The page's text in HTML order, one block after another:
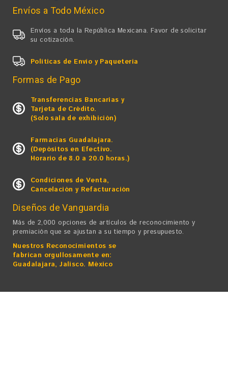
Envíos a Todo México
Envíos a toda la República Mexicana. Favor de solicitar
su cotización.
Políticas de Envío y Paquetería
Formas de Pago
Transferencias Bancarias y
Tarjeta de Crédito.
(Solo sala de exhibición)
Farmacias Guadalajara.
(Depósitos en Efectivo.
Horario de 8.0 a 20.0 horas.)
Condiciones de Venta,
Cancelación y Refacturación
Diseños de Vanguardia
Más de 2,000 opciones de artículos de reconocimiento y
premiación que se ajustan a su tiempo y presupuesto.
Nuestros Reconocimientos se
fabrican orgullosamente en:
Guadalajara, Jalisco. México